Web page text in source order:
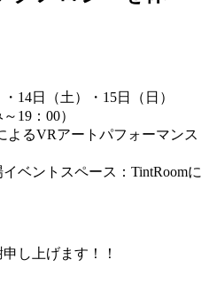
14日（土）・15日（日）
19：00）
よるVRアートパフォーマンス
ントスペース：TintRoomに
し上げます！！